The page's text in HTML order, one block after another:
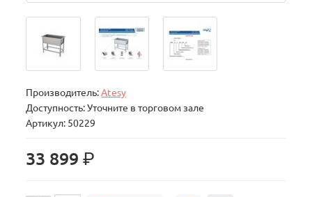
Производитель:Atesy
Доступность: Уточните в торговом зале
Артикул: 50229
33 899р.